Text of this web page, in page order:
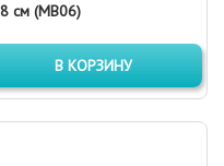
см (MB06)
В КОРЗИНУ